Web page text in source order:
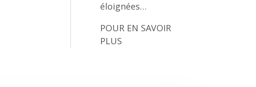
éloignées…
POUR EN SAVOIR
PLUS